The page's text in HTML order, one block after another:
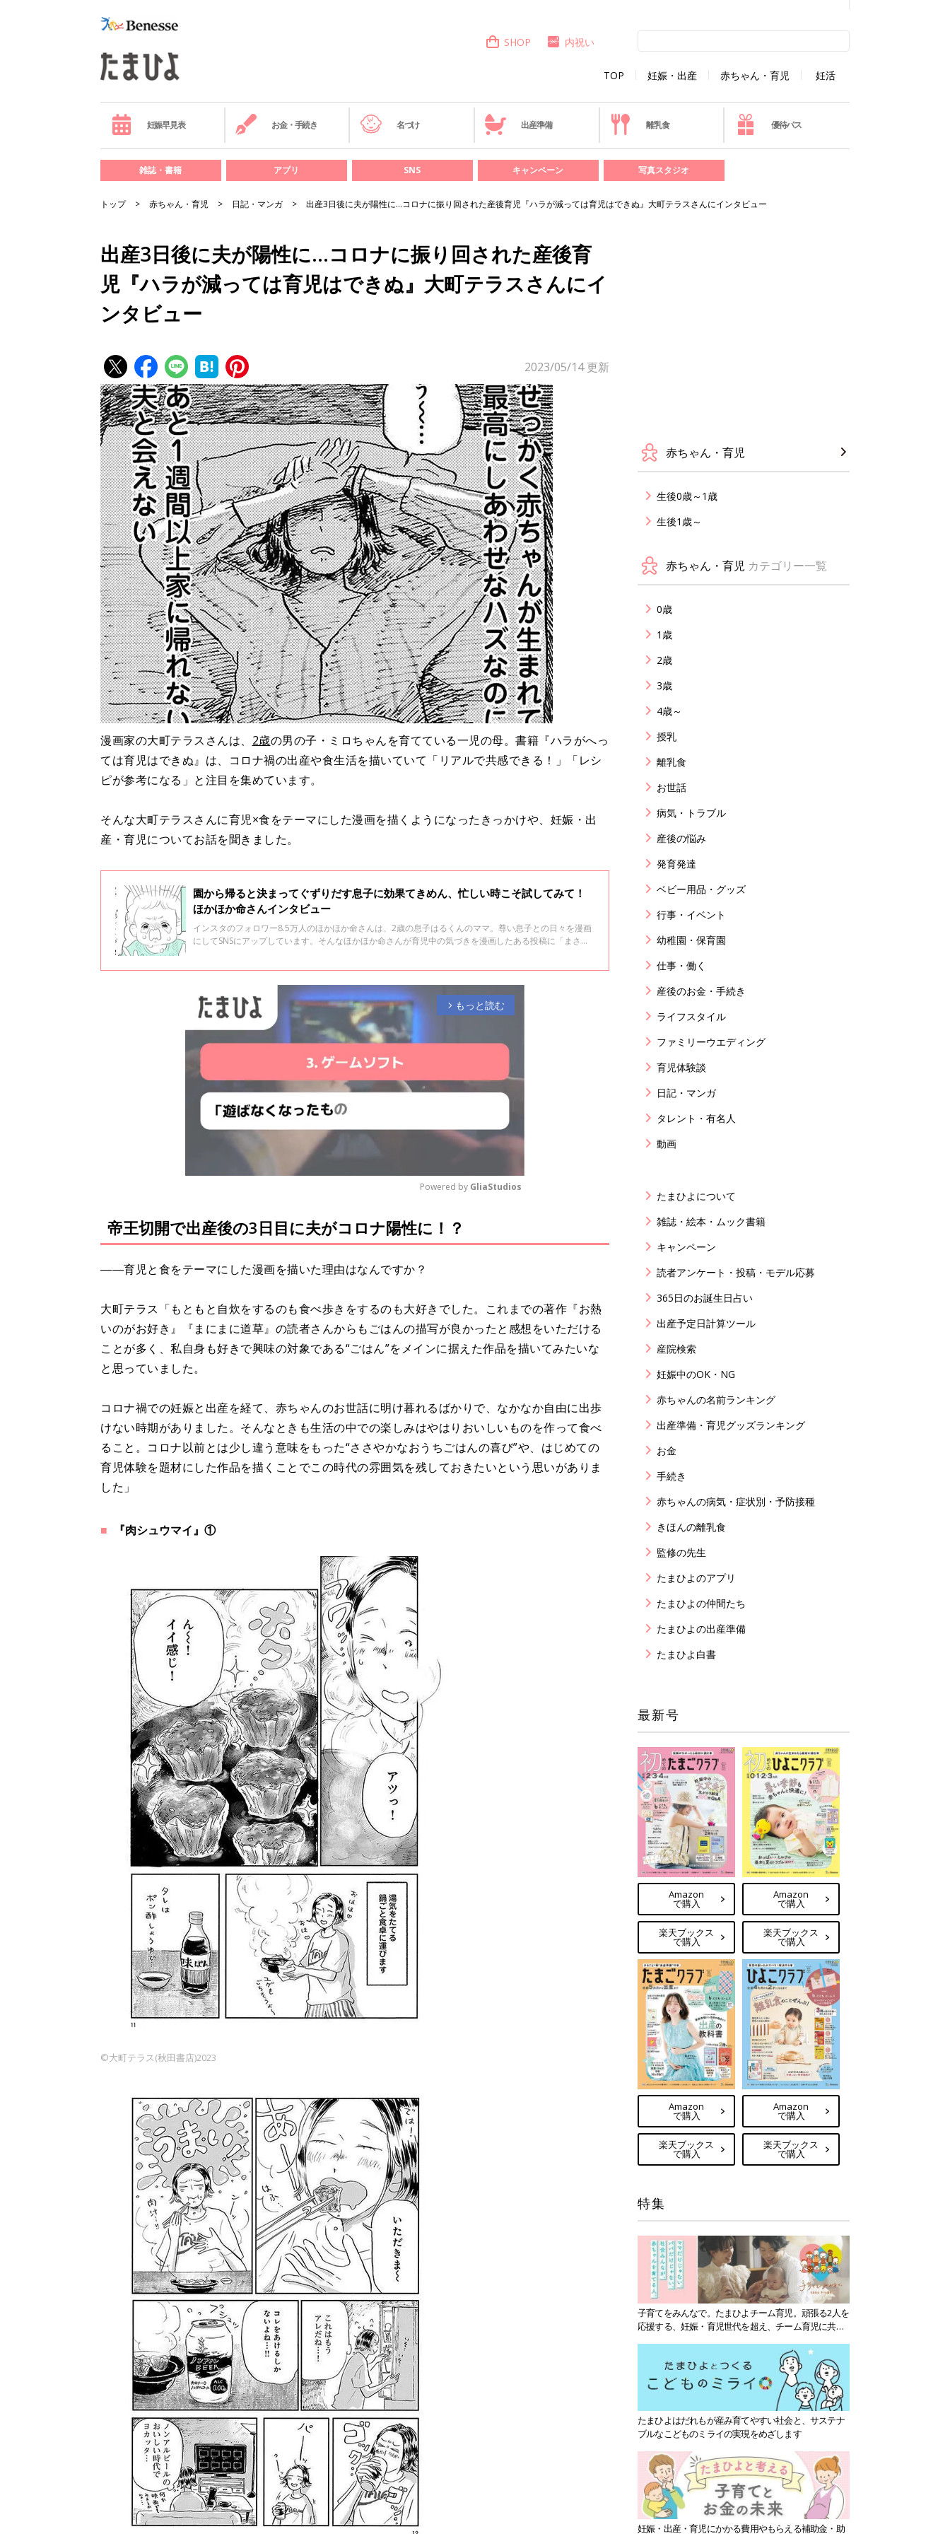
TOP 妊娠・出産 赤ちゃん・育児 妊活
SHOP 内祝い
妊娠早見表 お金・手続き 名づけ 出産準備 離乳食 優待パス
雑誌・書籍 アプリ SNS キャンペーン 写真スタジオ
トップ 赤ちゃん・育児 日記・マンガ 出産3日後に夫が陽性に…コロナに振り回された産後育児『ハラが減っては育児はできぬ』大町テラスさんにインタビュー
出産3日後に夫が陽性に…コロナに振り回された産後育
児『ハラが減っては育児はできぬ』大町テラスさんにイ
ンタビュー
2023/05/14更新
漫画家の大町テラスさんは、 2歳の男の子・ミロちゃんを育てている一児の母。書籍『ハラがへっ
ては育児はできぬ』は、コロナ禍の出産や食生活を描いていて「リアルで共感できる！」「レシ
ピが参考になる」と注目を集めています。
そんな大町テラスさんに育児×食をテーマにした漫画を描くようになったきっかけや、妊娠・出
産・育児についてお話を聞きました。
園から帰ると決まってぐずりだす息子に効果てきめん、忙しい時こそ試してみて！
ほかほか命さんインタビュー
インスタのフォロワー8.5万人のほかほか命さんは、2歳の息子はるくんのママ。尊い息子との日々を漫画
にしてSNSにアップしています。そんなほかほか命さんが育児中の気づきを漫画したある投稿に「まさに
arrow_forward_ios もっと読む
u
Powered by GliaStudios
帝王切開で出産後の3日目に夫がコロナ陽性に！？
――育児と食をテーマにした漫画を描いた理由はなんですか？
大町テラス「もともと自炊をするのも食べ歩きをするのも大好きでした。これまでの著作『お熱
いのがお好き』『まにまに道草』の読者さんからもごはんの描写が良かったと感想をいただける
ことが多く、私自身も好きで興味の対象である“ごはん”をメインに据えた作品を描いてみたいな
と思っていました。
コロナ禍での妊娠と出産を経て、赤ちゃんのお世話に明け暮れるばかりで、なかなか自由に出歩
けない時期がありました。そんなときも生活の中での楽しみはやはりおいしいものを作って食べ
ること。コロナ以前とは少し違う意味をもった“ささやかなおうちごはんの喜び”や、はじめての
育児体験を題材にした作品を描くことでこの時代の雰囲気を残しておきたいという思いがありま
した」
『肉シュウマイ』①
©️大町テラス(秋田書店)2023
赤ちゃん・育児
生後0歳～1歳
生後1歳～
赤ちゃん・育児 カテゴリー一覧
0歳
1歳
2歳
3歳
4歳～
授乳
離乳食
お世話
病気・トラブル
産後の悩み
発育発達
ベビー用品・グッズ
行事・イベント
幼稚園・保育園
仕事・働く
産後のお金・手続き
ライフスタイル
ファミリーウエディング
育児体験談
日記・マンガ
タレント・有名人
動画
たまひよについて
雑誌・絵本・ムック書籍
キャンペーン
読者アンケート・投稿・モデル応募
365日のお誕生日占い
出産予定日計算ツール
産院検索
妊娠中のOK・NG
赤ちゃんの名前ランキング
出産準備・育児グッズランキング
お金
手続き
赤ちゃんの病気・症状別・予防接種
きほんの離乳食
監修の先生
たまひよのアプリ
たまひよの仲間たち
たまひよの出産準備
たまひよ白書
最新号
Amazon
で購入
楽天ブックス
で購入
Amazon
で購入
楽天ブックス
で購入
Amazon
で購入
楽天ブックス
で購入
Amazon
で購入
楽天ブックス
で購入
特集
子育てをみんなで。たまひよチーム育児。頑張る2人を
応援する、妊娠・育児世代を超え、チーム育児に共感
たまひよはだれもが産み育てやすい社会と、サステナ
ブルなこどものミライの実現をめざします
妊娠・出産・育児にかかる費用やもらえる補助金・助